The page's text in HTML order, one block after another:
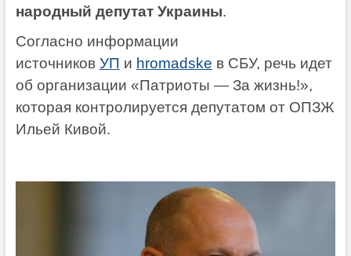
народный депутат Украины.
Согласно информации
источников УП и hromadske в СБУ, речь идет
об организации «Патриоты — За жизнь!»,
которая контролируется депутатом от ОПЗЖ
Ильей Кивой.